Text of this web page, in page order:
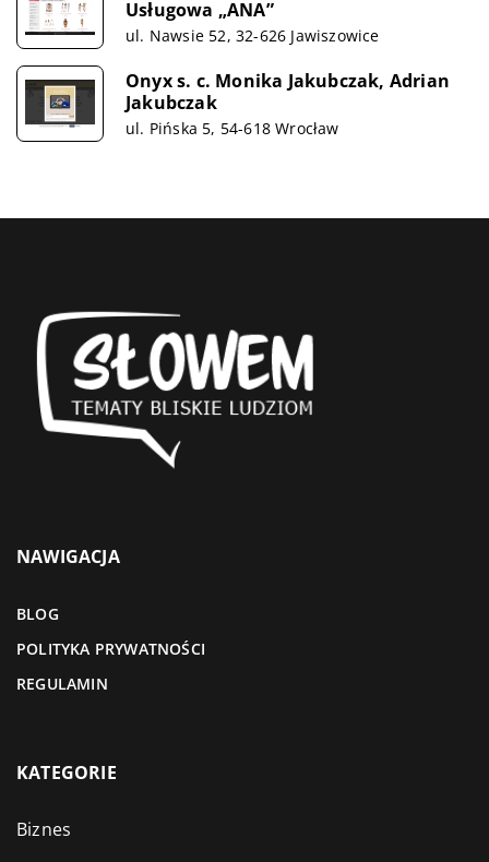
Usługowa „ANA”
ul. Nawsie 52, 32-626 Jawiszowice
Onyx s. c. Monika Jakubczak, Adrian
Jakubczak
ul. Pińska 5, 54-618 Wrocław
NAWIGACJA
BLOG
POLITYKA PRYWATNOŚCI
REGULAMIN
KATEGORIE
Biznes